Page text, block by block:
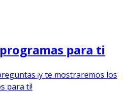
para ti
¡y te mostraremos los
para ti!